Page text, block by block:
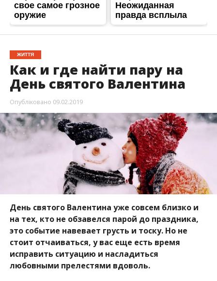
ЖИТТЯ
Как и где найти пару на
День святого Валентина
Опубліковано 09.02.2019
День святого Валентина уже совсем близко и
на тех, кто не обзавелся парой до праздника,
это событие навевает грусть и тоску. Но не
стоит отчаиваться, у вас еще есть время
исправить ситуацию и насладиться
любовными прелестями вдоволь.